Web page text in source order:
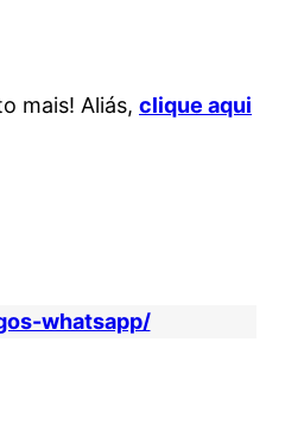
mais! Aliás, clique aqui
whatsapp/